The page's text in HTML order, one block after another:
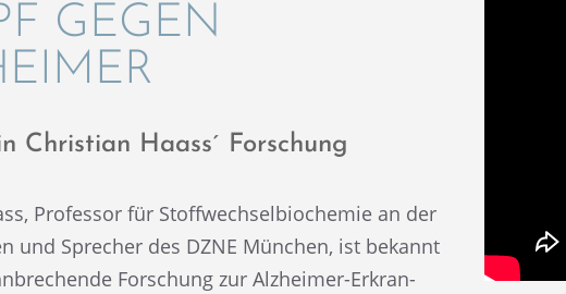
GEGEN
Chris­tian Haass´ Forschung
Profes­sor für Stoff­wech­sel­bio­che­mie an der
und Sprecher des DZNE München, ist bekannt
Forschung zur Alzhei­mer-Erkran­